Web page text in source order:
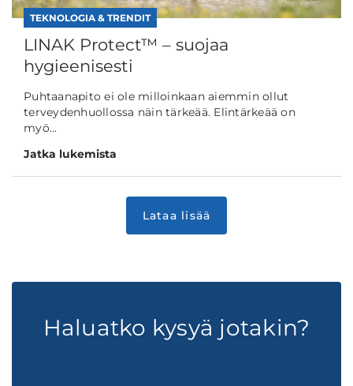
TEKNOLOGIA & TRENDIT
LINAK Protect™ – suojaa
hygieenisesti
Puhtaanapito ei ole milloinkaan aiemmin ollut
terveydenhuollossa näin tärkeää. Elintärkeää on
myö...
Jatka lukemista
Haluatko kysyä jotakin?